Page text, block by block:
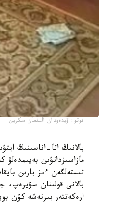
فوتو: ۆيدەودان الىنعان سكرين
بالانىڭ اتا-اناسىنىڭ
مازاسىزدانۋىن بەيىمدەلۋ
تىستەلگەن ءىز بارىن
بالانى قولىنان سۇيرەپ،
ارەكەتتەر بىرنەشە كۇن